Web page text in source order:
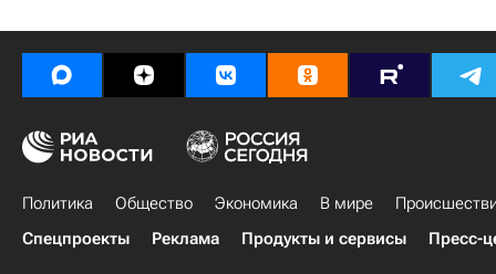
Политика Общество Экономика В мире
Спецпроекты
Реклама Продукты и сервисы Пресс-